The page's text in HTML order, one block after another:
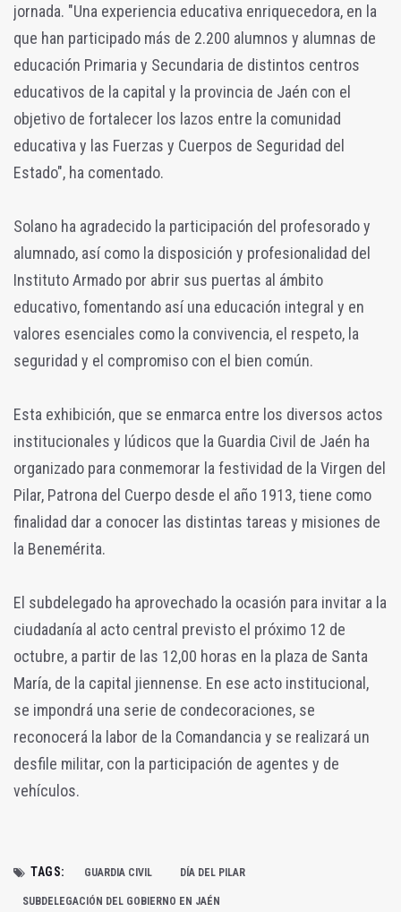
jornada. "Una experiencia educativa enriquecedora, en la
que han participado más de 2.200 alumnos y alumnas de
educación Primaria y Secundaria de distintos centros
educativos de la capital y la provincia de Jaén con el
objetivo de fortalecer los lazos entre la comunidad
educativa y las Fuerzas y Cuerpos de Seguridad del
Estado", ha comentado.
Solano ha agradecido la participación del profesorado y
alumnado, así como la disposición y profesionalidad del
Instituto Armado por abrir sus puertas al ámbito
educativo, fomentando así una educación integral y en
valores esenciales como la convivencia, el respeto, la
seguridad y el compromiso con el bien común.
Esta exhibición, que se enmarca entre los diversos actos
institucionales y lúdicos que la Guardia Civil de Jaén ha
organizado para conmemorar la festividad de la Virgen del
Pilar, Patrona del Cuerpo desde el año 1913, tiene como
finalidad dar a conocer las distintas tareas y misiones de
la Benemérita.
El subdelegado ha aprovechado la ocasión para invitar a la
ciudadanía al acto central previsto el próximo 12 de
octubre, a partir de las 12,00 horas en la plaza de Santa
María, de la capital jiennense. En ese acto institucional,
se impondrá una serie de condecoraciones, se
reconocerá la labor de la Comandancia y se realizará un
desfile militar, con la participación de agentes y de
vehículos.
TAGS: GUARDIA CIVIL DÍA DEL PILAR
SUBDELEGACIÓN DEL GOBIERNO EN JAÉN